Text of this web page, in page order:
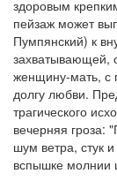
здоровым
пейзаж может
Пумпянский) к
захватывающей,
женщину-мать, с
долгу любви.
трагического
вечерняя гроза:
шум ветра, стук
вспышке молнии